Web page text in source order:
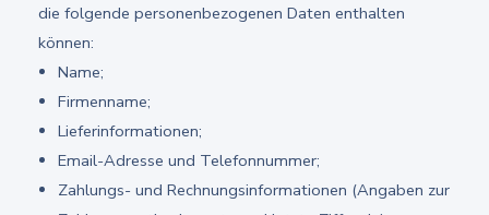
die folgende personenbezogenen Daten enthalten
können:
Name;
Firmenname;
Lieferinformationen;
Email-Adresse und Telefonnummer;
Zahlungs- und Rechnungsinformationen (Angaben zur